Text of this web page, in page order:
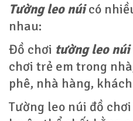
Tường leo núicó
nhau:
Đồ chơi tường leo núi
chơi trẻ em trong
phê, nhà hàng,
Tường leo núi đồ